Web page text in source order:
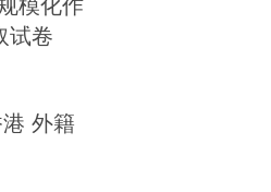
试卷
外籍